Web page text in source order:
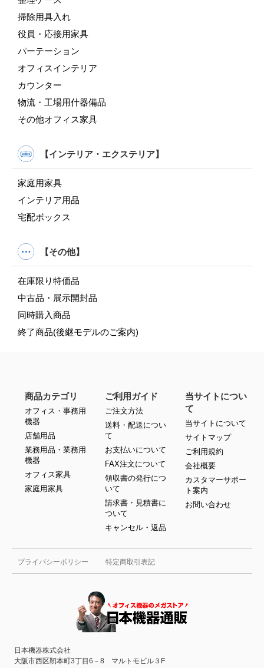
掃除用具入れ
役員・応接用家具
パーテーション
オフィスインテリア
カウンター
物流・工場用什器備品
その他オフィス家具
【インテリア・エクステリア】
家庭用家具
インテリア用品
宅配ボックス
【その他】
在庫限り特価品
中古品・展示開封品
同時購入商品
終了商品(後継モデルのご案内)
プライバシーポリシー 特定商取引表記
日本機器株式会社
大阪市西区靭本町3丁目6－8 マルトモビル３F
商品カテゴリ
オフィス・事務用
機器
店舗用品
業務用品・業務用
機器
オフィス家具
家庭用家具
ご利用ガイド
ご注文方法
送料・配送につい
て
お支払いについて
FAX注文について
領収書の発行につ
いて
請求書・見積書に
ついて
キャンセル・返品
当サイトについ
て
当サイトについて
サイトマップ
ご利用規約
会社概要
カスタマーサポー
ト案内
お問い合わせ